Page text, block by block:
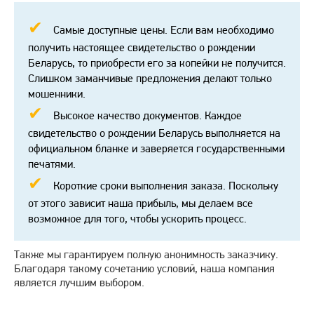
Самые доступные цены. Если вам необходимо
получить настоящее свидетельство о рождении
Беларусь, то приобрести его за копейки не получится.
Слишком заманчивые предложения делают только
мошенники.
Высокое качество документов. Каждое
свидетельство о рождении Беларусь выполняется на
официальном бланке и заверяется государственными
печатями.
Короткие сроки выполнения заказа. Поскольку
от этого зависит наша прибыль, мы делаем все
возможное для того, чтобы ускорить процесс.
Также мы гарантируем полную анонимность заказчику.
Благодаря такому сочетанию условий, наша компания
является лучшим выбором.